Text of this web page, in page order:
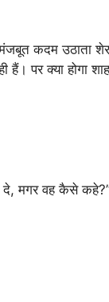
कदम उठाता
पर क्या होगा
दे, मगर वह कैसे